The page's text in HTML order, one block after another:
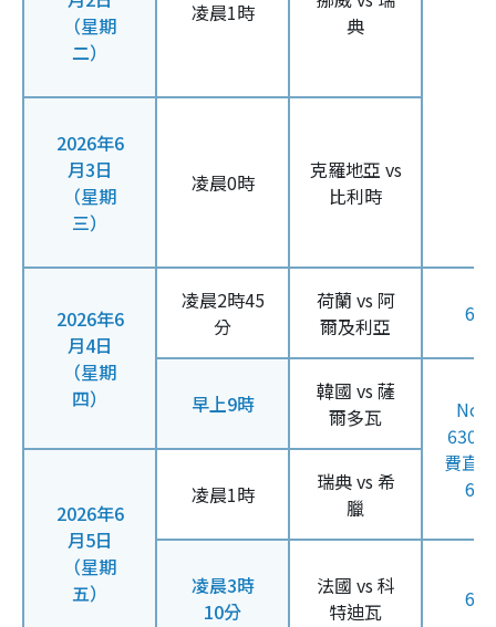
（星期
二）
凌晨1時
典
2026年6
月3日
（星期
三）
凌晨0時
克羅地亞 vs
比利時
2026年6
月4日
（星期
四）
凌晨2時45
分
荷蘭 vs 阿
爾及利亞
早上9時
韓國 vs 薩
爾多瓦
630
費直
2026年6
月5日
（星期
五）
凌晨1時
瑞典 vs 希
臘
凌晨3時
10分
法國 vs 科
特迪瓦